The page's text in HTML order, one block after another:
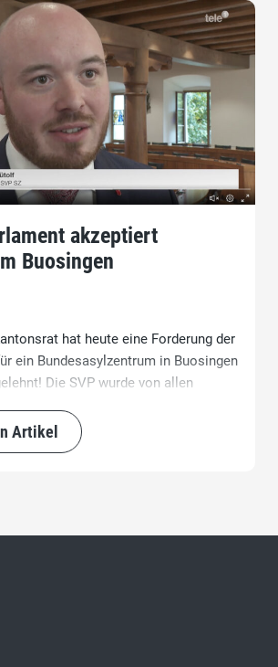
akzeptiert
Buosingen
hat heute eine Forderung der
ein Bundesasylzentrum in Buosingen
Die SVP wurde von allen
JA zur Volksinitiative gegen
im Kanton Schwyz!
Artikel